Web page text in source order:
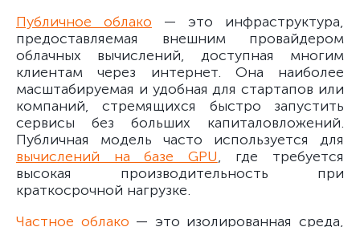
Публичное облако — это инфраструктура,
предоставляемая внешним провайдером
облачных вычислений, доступная многим
клиентам через интернет. Она наиболее
масштабируемая и удобная для стартапов или
компаний, стремящихся быстро запустить
сервисы без больших капиталовложений.
Публичная модель часто используется для
вычислений на базе GPU, где требуется
высокая производительность при
краткосрочной нагрузке.
Частное облако — это изолированная среда,